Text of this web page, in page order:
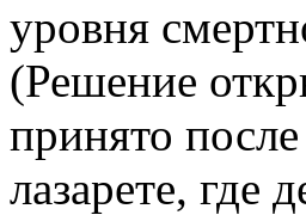
уровня
(Решение
принято
лазарете, где